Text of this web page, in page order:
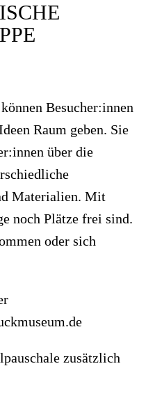
Besucher:innen
Raum geben. Sie
über die
Materialien. Mit
noch Plätze frei sind.
oder sich
zusätzlich